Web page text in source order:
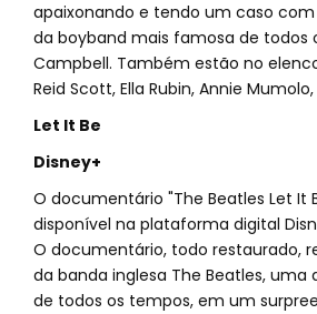
apaixonando e tendo um caso
da boyband mais famosa de todos
Campbell. Também estão no
Reid Scott, Ella Rubin, Annie
Let It Be
Disney+
O documentário "The Beatles Let It
disponível na plataforma digital
O documentário, todo restaurado,
da banda inglesa The Beatles, uma
de todos os tempos, em um